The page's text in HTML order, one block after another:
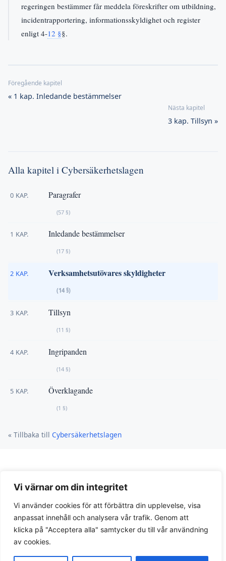
Vi värnar om din integritet
Vi använder cookies för att förbättra din upplevelse, visa
anpassat innehåll och analysera vår trafik. Genom att
klicka på "Acceptera alla" samtycker du till vår användning
av cookies.
regeringen bestämmer får meddela föreskrifter om utbildning,
incidentrapportering, informationsskyldighet och register
enligt 4-12 §§.
« 1 kap. Inledande bestämmelser
3 kap. Tillsyn »
Alla kapitel i Cybersäkerhetslagen
0 KAP. Paragrafer
(57 §)
1 KAP. Inledande bestämmelser
(17 §)
2 KAP. Verksamhetsutövares skyldigheter
(14 §)
3 KAP. Tillsyn
(11 §)
4 KAP. Ingripanden
(14 §)
5 KAP. Överklagande
(1 §)
« Tillbaka till Cybersäkerhetslagen
© 2026 Lagar.se. Svensk lagtext och juridiska guider.